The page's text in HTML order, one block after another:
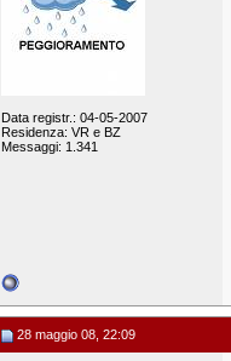
Data registr.: 04-05-2007
Residenza: VR e BZ
Messaggi: 1.341
28 maggio 08, 22:09